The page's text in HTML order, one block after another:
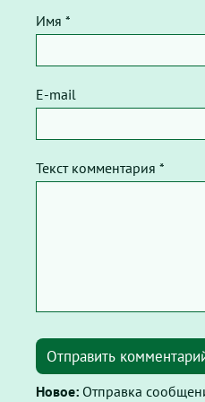
Имя *
E-mail
Текст комментария *
Отправить
Новое: Отправка